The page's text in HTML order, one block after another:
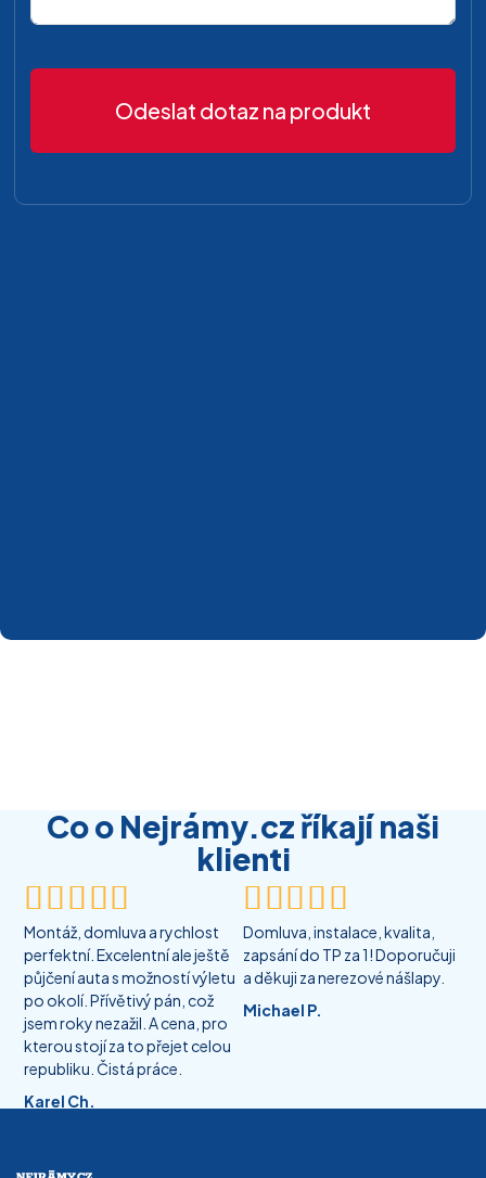
Odeslat dotaz na produkt
Co o Nejrámy.cz říkají naši
klienti

Montáž, domluva a rychlost
perfektní. Excelentní ale ještě
půjčení auta s možností výletu
po okolí. Přívětivý pán, což
jsem roky nezažil. A cena, pro
kterou stojí za to přejet celou
republiku. Čistá práce.
Karel Ch.

Domluva, instalace, kvalita,
zapsání do TP za 1! Doporučuji
a děkuji za nerezové nášlapy.
Michael P.